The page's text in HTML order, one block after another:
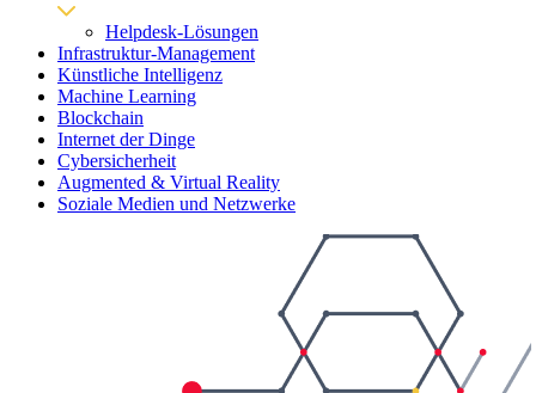
Helpdesk-Lösungen
Infrastruktur-Management
Künstliche Intelligenz
Machine Learning
Blockchain
Internet der Dinge
Cybersicherheit
Augmented & Virtual Reality
Soziale Medien und Netzwerke